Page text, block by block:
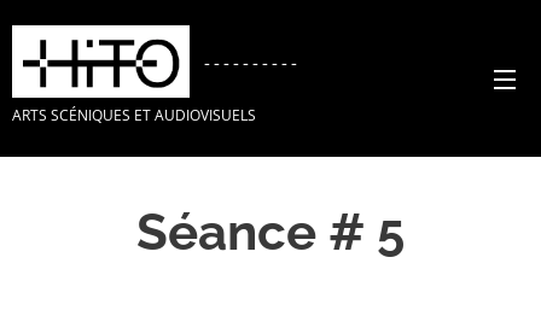
----------
ARTS SCÉNIQUES ET AUDIOVISUELS
Séance # 5